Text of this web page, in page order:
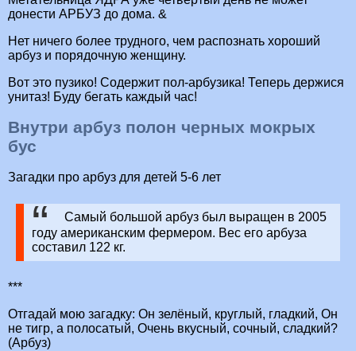
донести АРБУЗ до дома. &
Нет ничего более трудного, чем распознать хороший
арбуз и порядочную женщину.
Вот это пузико! Содержит пол-арбузика! Теперь держися
унитаз! Буду бегать каждый час!
Внутри арбуз полон черных мокрых
бус
Загадки про арбуз для детей 5-6 лет
Самый большой арбуз был выращен в 2005
году американским фермером. Вес его арбуза
составил 122 кг.
***
Отгадай мою загадку: Он зелёный, круглый, гладкий, Он
не тигр, а полосатый, Очень вкусный, сочный, сладкий?
(Арбуз)